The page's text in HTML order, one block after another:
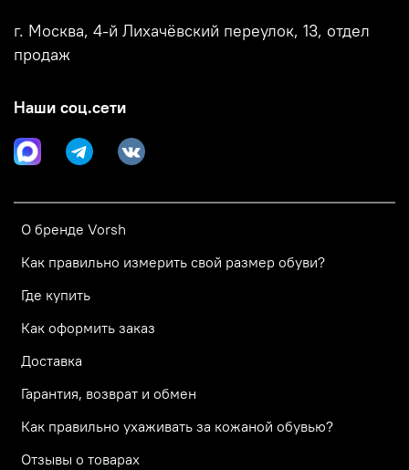
О бренде Vorsh
Как правильно измерить свой размер обуви?
Где купить
Как оформить заказ
Доставка
Гарантия, возврат и обмен
Как правильно ухаживать за кожаной обувью?
Отзывы о товарах
г. Москва, 4-й Лихачёвский переулок, 13, отдел
продаж
Наши соц.сети